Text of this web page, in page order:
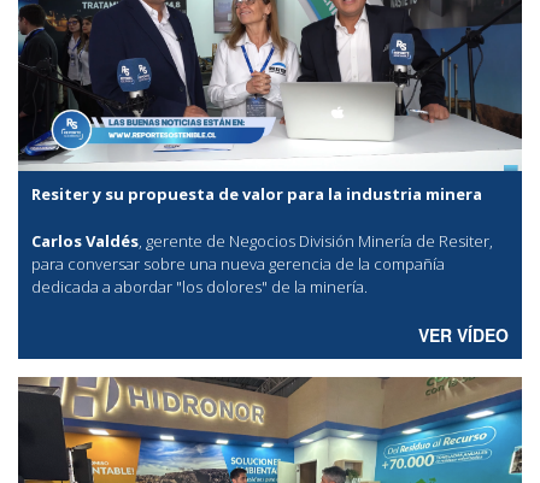
Resiter y su propuesta de valor para la industria minera
Carlos Valdés, gerente de Negocios División Minería de Resiter,
para conversar sobre una nueva gerencia de la compañía
dedicada a abordar "los dolores" de la minería.
VER VÍDEO